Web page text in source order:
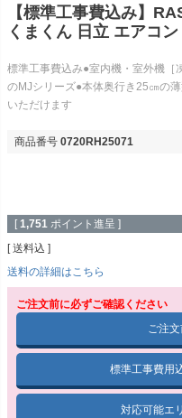
【標準工事費込み】
くまくん 日立 エアコ
標準工事費込み●室内機・室外機［
のMJシリーズ●本体奥行き25㎝の
いただけます
商品番号 0720RH25071
[ 1,751 ポイント進呈 ]
送料込
送料の詳細はこちら
ご注文前に必ずご確認ください
ご注
標準工事費用
対応可能エ